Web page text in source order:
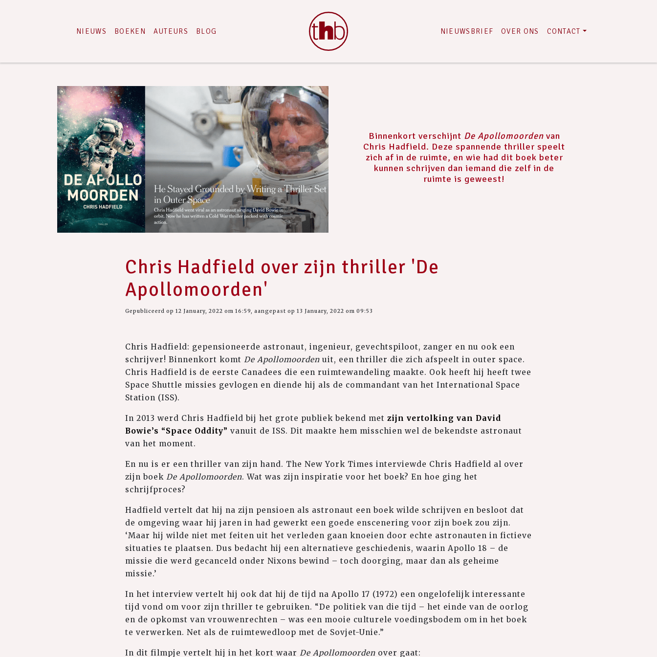
NIEUWS BOEKEN AUTEURS BLOG NIEUWSBRIEF OVER ONS CONTACT
Binnenkort verschijnt De Apollomoordenvan
Chris Hadfield. Deze spannende thriller speelt
zich af in de ruimte, en wie had dit boek beter
kunnen schrijven dan iemand die zelf in de
ruimte is geweest!
Chris Hadfield over zijn thriller 'De
Apollomoorden'
Gepubliceerd op 12 January, 2022 om 16:59, aangepast op 13 January, 2022 om 09:53
Chris Hadfield: gepensioneerde astronaut, ingenieur, gevechtspiloot, zanger en nu ook een
schrijver! Binnenkort komt De Apollomoordenuit, een thriller die zich afspeelt in outer space.
Chris Hadfield is de eerste Canadees die een ruimtewandeling maakte. Ook heeft hij heeft twee
Space Shuttle missies gevlogen en diende hij als de commandant van het International Space
Station (ISS).
In 2013 werd Chris Hadfield bij het grote publiek bekend met zijn vertolking van David
Bowie’s “Space Oddity” vanuit de ISS. Dit maakte hem misschien wel de bekendste astronaut
van het moment.
En nu is er een thriller van zijn hand. The New York Times interviewde Chris Hadfield al over
zijn boek De Apollomoorden. Wat was zijn inspiratie voor het boek? En hoe ging het
schrijfproces?
Hadfield vertelt dat hij na zijn pensioen als astronaut een boek wilde schrijven en besloot dat
de omgeving waar hij jaren in had gewerkt een goede enscenering voor zijn boek zou zijn.
‘Maar hij wilde niet met feiten uit het verleden gaan knoeien door echte astronauten in fictieve
situaties te plaatsen. Dus bedacht hij een alternatieve geschiedenis, waarin Apollo 18 – de
missie die werd gecanceld onder Nixons bewind – toch doorging, maar dan als geheime
missie.’
In het interview vertelt hij ook dat hij de tijd na Apollo 17 (1972) een ongelofelijk interessante
tijd vond om voor zijn thriller te gebruiken. “De politiek van die tijd – het einde van de oorlog
en de opkomst van vrouwenrechten – was een mooie culturele voedingsbodem om in het boek
te verwerken. Net als de ruimtewedloop met de Sovjet-Unie.”
In dit filmpje vertelt hij in het kort waar De Apollomoordenover gaat: